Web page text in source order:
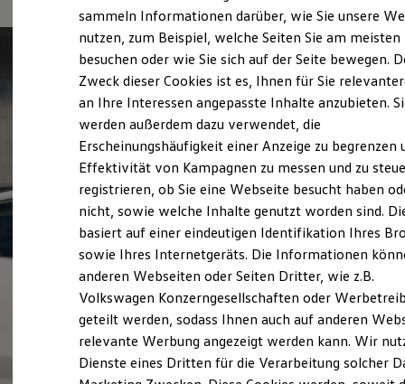
Reichweite
Reichweite der ID. Modelle
Reichweite im Winter
Laden
Laden unterwegs
Laden Zuhause
Ladezeitensimulator
Batterie
Sicherheit
Garantie und Lebensdauer
Nachhaltigkeit
Technologie
Kosten und Kauf
Verbrauchskosten
Kaufoptionen
E-Auto-Förderung
Software und Konnektivität
Die ID. Software 6
ID. Software Versionen und Updates
Digitale Extras
Schnittstellen zu Ihrem ID.
sammeln Informationen darüber, wie Sie unsere
nutzen, zum Beispiel, welche Seiten Sie am meisten
besuchen oder wie Sie sich auf der Seite bewegen.
Zweck dieser Cookies ist es, Ihnen für Sie
an Ihre Interessen angepasste Inhalte anzubieten.
werden außerdem dazu verwendet, die
Erscheinungshäufigkeit einer Anzeige zu begrenzen
Effektivität von Kampagnen zu messen und zu
registrieren, ob Sie eine Webseite besucht haben
nicht, sowie welche Inhalte genutzt worden sind.
basiert auf einer eindeutigen Identifikation Ihres
sowie Ihres Internetgeräts. Die Informationen
anderen Webseiten oder Seiten Dritter, wie z.B.
Volkswagen Konzerngesellschaften oder
geteilt werden, sodass Ihnen auch auf anderen
relevante Werbung angezeigt werden kann. Wir
Dienste eines Dritten für die Verarbeitung solcher